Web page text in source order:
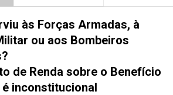
às Forças Armadas, à
ou aos Bombeiros
de Renda sobre o Benefício
é inconstitucional